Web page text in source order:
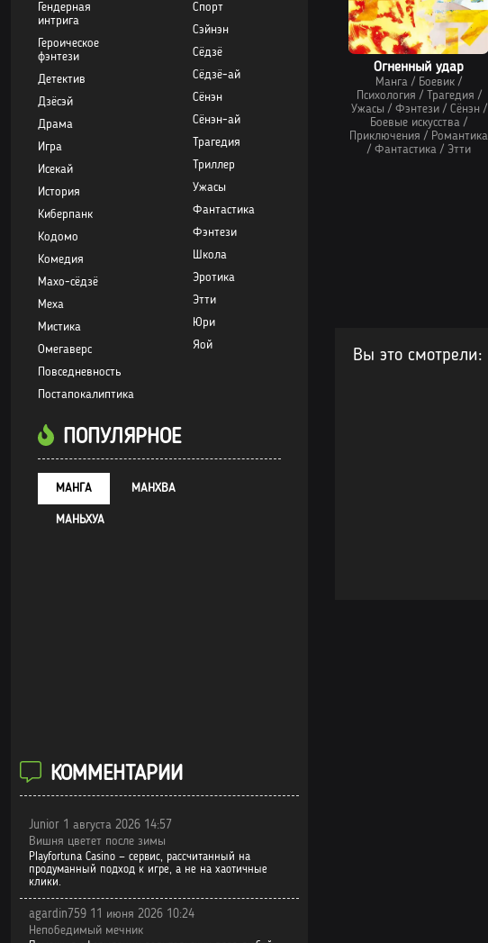
Огненный удар
Манга / Боевик /
Психология / Трагедия /
Ужасы / Фэнтези/ Сёнэн /
Боевые искусства /
Приключения / Романтика
/ Фантастика/ Этти
Вы это смотрели:
Гендерная
интрига
Героическое
фэнтези
Детектив
Дзёсэй
Драма
Игра
Исекай
История
Киберпанк
Кодомо
Комедия
Махо-сёдзё
Меха
Мистика
Омегаверс
Повседневность
Постапокалиптика
Спорт
Сэйнэн
Сёдзё
Сёдзё-ай
Сёнэн
Сёнэн-ай
Трагедия
Триллер
Ужасы
Фантастика
Фэнтези
Школа
Эротика
Этти
Юри
Яой
ПОПУЛЯРНОЕ
МАНГА МАНХВА
МАНЬХУА
КОММЕНТАРИИ
Junior 1 августа 2026 14:57
Вишня цветет после зимы
Playfortuna Casino — сервис, рассчитанный на
продуманный подход к игре, а не на хаотичные
клики.
agardin759 11 июня 2026 10:24
Непобедимый мечник